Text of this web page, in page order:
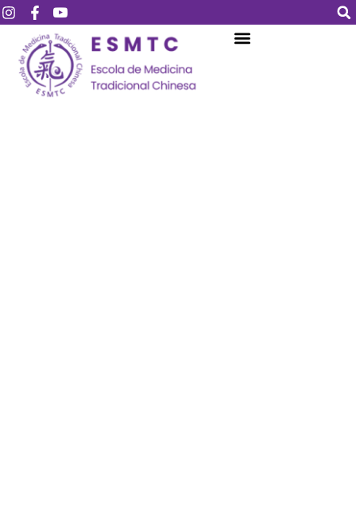
Login Assinar
Login